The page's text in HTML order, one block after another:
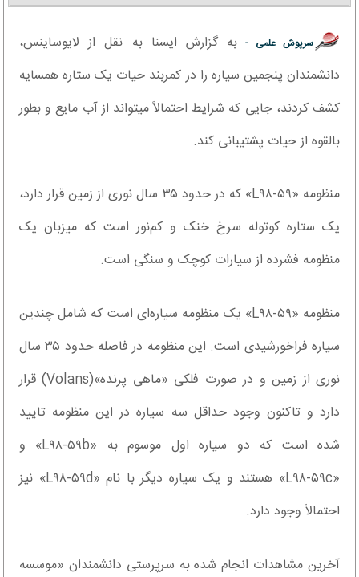
سرپوش علمی - به گزارش ایسنا به نقل از لایوساینس،
دانشمندان پنجمین سیاره را در کمربند حیات یک ستاره همسایه
کشف کردند، جایی که شرایط احتمالاً میتواند از آب مایع و بطور
بالقوه از حیات پشتیبانی کند.
منظومه «L۹۸-۵۹» که در حدود ۳۵ سال نوری از زمین قرار دارد،
یک ستاره کوتوله سرخ خنک و کم‌نور است که میزبان یک
منظومه فشرده از سیارات کوچک و سنگی است.
منظومه «L۹۸-۵۹» یک منظومه سیاره‌ای است که شامل چندین
سیاره فراخورشیدی است. این منظومه در فاصله حدود ۳۵ سال
نوری از زمین و در صورت فلکی «ماهی پرنده»(Volans) قرار
دارد و تاکنون وجود حداقل سه سیاره در این منظومه تایید
شده است که دو سیاره اول موسوم به «L۹۸-۵۹b» و
«L۹۸-۵۹c» هستند و یک سیاره دیگر با نام «L۹۸-۵۹d» نیز
احتمالاً وجود دارد.
آخرین مشاهدات انجام شده به سرپرستی دانشمندان «موسسه